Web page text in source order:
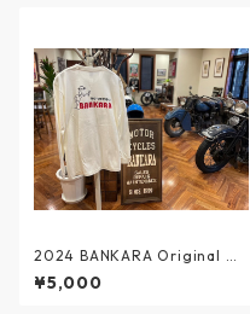
2024 BANKARA Original ロ
ングスリーブTee 整備士 アイ
ボリー
¥5,000